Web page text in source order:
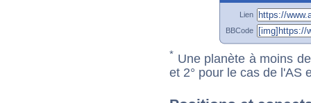
Lien
BBCode
* Une planète à moins
et 2° pour le cas de l'AS